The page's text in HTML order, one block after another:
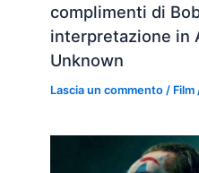
complimenti di
interpretazione in
Unknown
Lascia un commento / Film